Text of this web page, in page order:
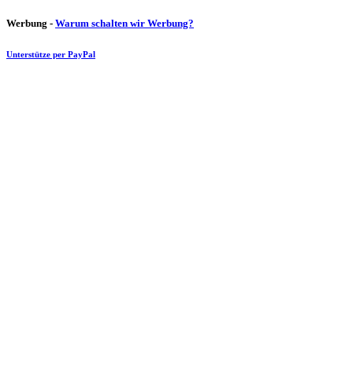
Werbung - Warum schalten wir Werbung?
Unterstütze per PayPal